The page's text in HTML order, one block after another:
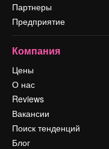
Партнеры
Предприятие
Компания
Цены
О нас
Reviews
Вакансии
Поиск тенденций
Блог